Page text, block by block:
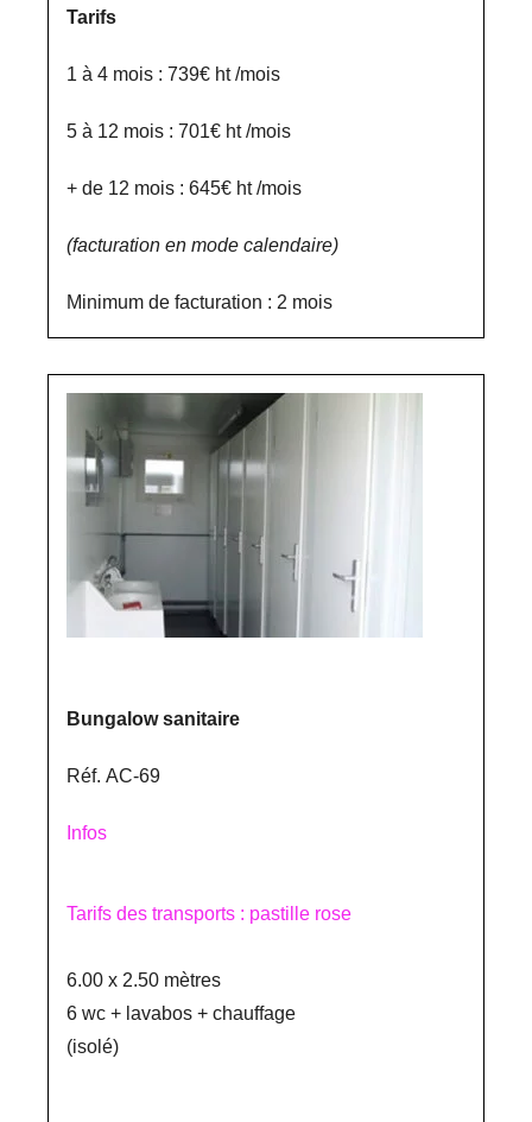
Tarifs
1 à 4 mois : 739€ ht /mois
5 à 12 mois : 701€ ht /mois
+ de 12 mois : 645€ ht /mois
(facturation en mode calendaire)
Minimum de facturation : 2 mois
Bungalow sanitaire
Réf. AC-69
Infos
Tarifs des transports : pastille rose
6.00 x 2.50 mètres
6 wc + lavabos + chauffage
(isolé)